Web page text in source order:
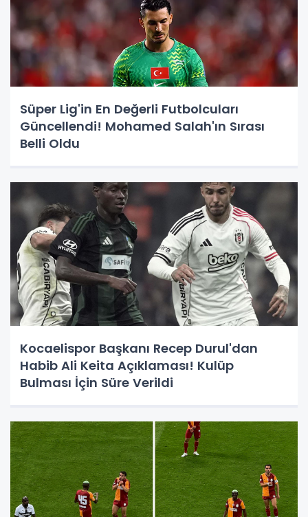
Süper Lig'in En Değerli Futbolcuları
Güncellendi! Mohamed Salah'ın Sırası
Belli Oldu
Kocaelispor Başkanı Recep Durul'dan
Habib Ali Keita Açıklaması! Kulüp
Bulması İçin Süre Verildi